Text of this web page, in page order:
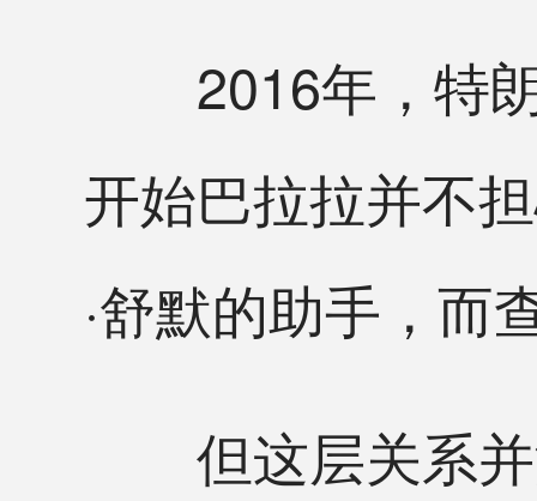
2016年，特朗
开始巴拉拉并不
·舒默的助手，而
但这层关系并